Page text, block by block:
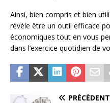
Ainsi, bien compris et bien
révèle être un outil efficace
économiques tout en vous
dans l’exercice quotidien de
PRÉCÉDENT